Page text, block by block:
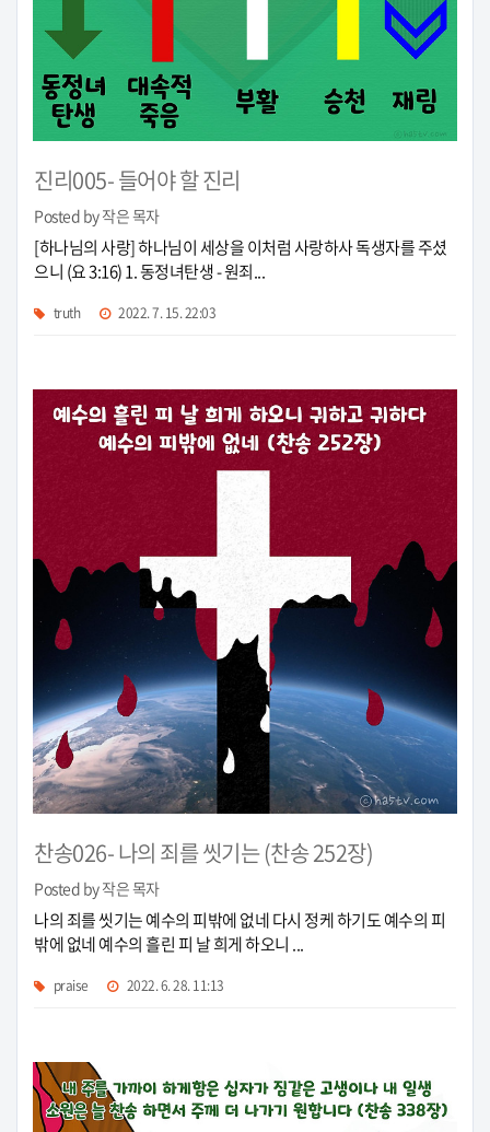
진리005- 들어야 할 진리
Posted by 작은 목자
[하나님의 사랑] 하나님이 세상을 이처럼 사랑하사 독생자를 주셨
으니 (요 3:16) 1. 동정녀탄생 - 원죄...
truth 2022. 7. 15. 22:03
찬송026- 나의 죄를 씻기는 (찬송 252장)
Posted by 작은 목자
나의 죄를 씻기는 예수의 피밖에 없네 다시 정케 하기도 예수의 피
밖에 없네 예수의 흘린 피 날 희게 하오니 ...
praise 2022. 6. 28. 11:13